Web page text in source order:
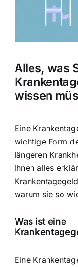
Weitere
Hilfe und Kontakt
Alles, was
wissen
Eine
wichtige Form
längeren
Ihnen alles
warum sie so
Was ist eine
Eine